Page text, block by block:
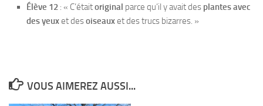
Élève 12 : « C’étaitoriginal parce qu’il y avait des plantes avec
des yeuxet desoiseauxet des trucs bizarres. »
VOUS AIMEREZ AUSSI...